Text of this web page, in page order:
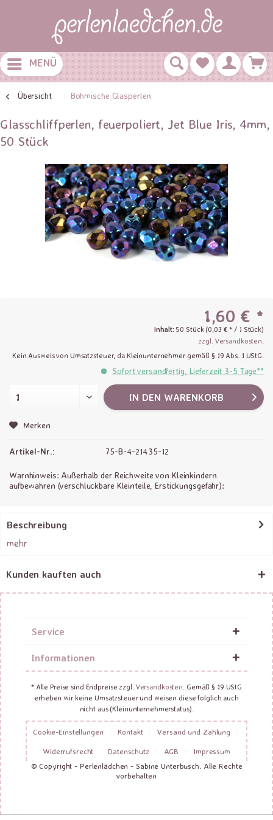
MENÜ
Übersicht Böhmische Glasperlen
Glasschliffperlen, feuerpoliert, Jet Blue Iris, 4mm,
50 Stück
1,60 € *
Inhalt:50 Stück (0,03 € * / 1 Stück)
zzgl. Versandkosten.
Kein Ausweis von Umsatzsteuer, da Kleinunternehmer gemäß § 19 Abs. 1 UStG.
Sofort versandfertig, Lieferzeit 3-5 Tage**
IN DEN WARENKORB
Merken
Artikel-Nr.: 75-B-4-21435-12
Warnhinweis: Außerhalb der Reichweite von Kleinkindern
aufbewahren (verschluckbare Kleinteile, Erstickungsgefahr):
Beschreibung
mehr
Kunden kauften auch
Service
Informationen
* Alle Preise sind Endpreise zzgl. Versandkosten. Gemäß § 19 UStG
erheben wir keine Umsatzsteuer und weisen diese folglich auch
nicht aus (Kleinunternehmerstatus).
Cookie-Einstellungen Kontakt
Versand und Zahlung
Widerrufsrecht
Datenschutz AGB
Impressum
© Copyright - Perlenlädchen - Sabine Unterbusch. Alle Rechte
vorbehalten